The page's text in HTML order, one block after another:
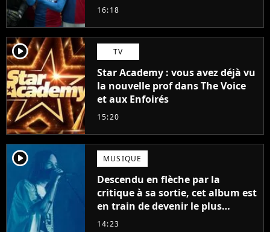
16:18
player2 TV
Star Academy : vous avez déjà vu
la nouvelle prof dans The Voice
et aux Enfoirés
15:20
player2 MUSIQUE
Descendu en flèche par la
critique à sa sortie, cet album est
en train de devenir le plus
populaire de son auteur
14:23